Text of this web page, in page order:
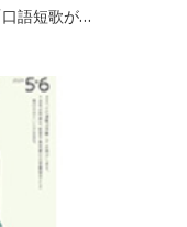
語短歌が…